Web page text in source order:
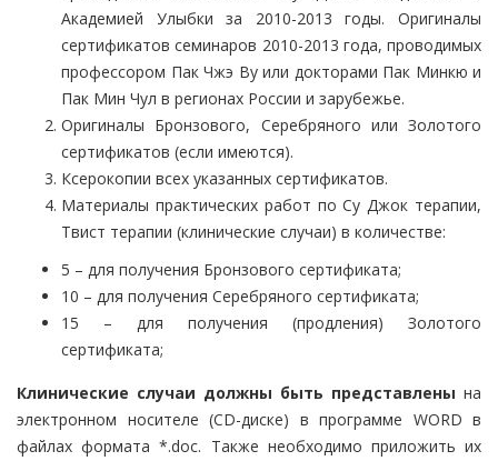
Академией Улыбки за 2010-2013 годы. Оригиналы
сертификатов семинаров 2010-2013 года, проводимых
профессором Пак Чжэ Ву или докторами Пак Минкю и
Пак Мин Чул в регионах России и зарубежье.
Оригиналы Бронзового, Серебряного или Золотого
сертификатов (если имеются).
Ксерокопии всех указанных сертификатов.
Материалы практических работ по Су Джок терапии,
Твист терапии (клинические случаи) в количестве:
5 – для получения Бронзового сертификата;
10 – для получения Серебряного сертификата;
15 – для получения (продления) Золотого
сертификата;
Клинические случаи должны быть представлены на
электронном носителе (CD-диске) в программе WORD в
файлах формата *.doc. Также необходимо приложить их